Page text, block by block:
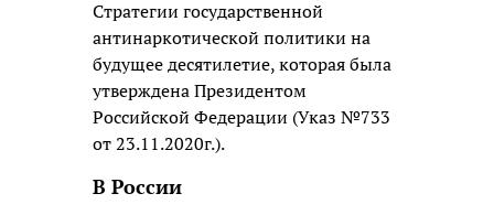
Стратегии государственной
антинаркотической политики на
будущее десятилетие, которая была
утверждена Президентом
Российской Федерации (Указ №733
от 23.11.2020г.).
В России